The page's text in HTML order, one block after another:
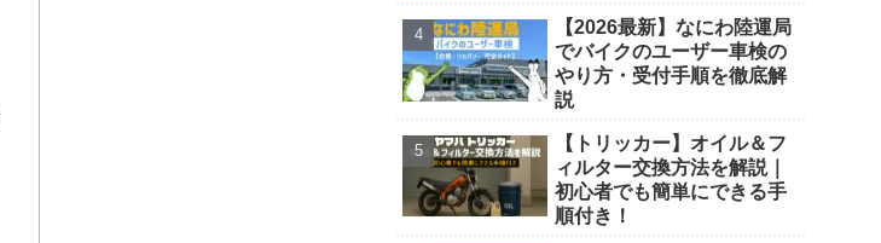
【2026最新】なにわ陸運局
でバイクのユーザー車検の
やり方・受付手順を徹底解
説
【トリッカー】オイル＆フ
ィルター交換方法を解説｜
初心者でも簡単にできる手
順付き！